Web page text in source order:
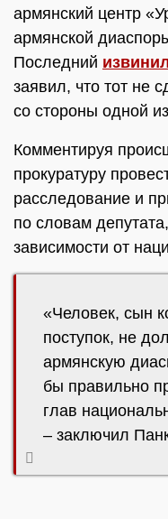
армянский центр
армянской
Последний
заявил, что тот не
со стороны одной
Комментируя
прокуратуру
расследование и
по словам
зависимости от
«Человек, сын
поступок, не
армянскую
бы правильно
глав
– заключил